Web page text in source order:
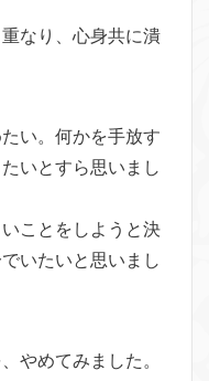
なり、心身共に潰
い。何かを手放す
いとすら思いまし
ことをしようと決
いたいと思いまし
やめてみました。